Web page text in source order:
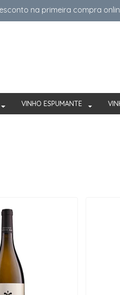
na primeira compra
VINHO ESPUMANTE